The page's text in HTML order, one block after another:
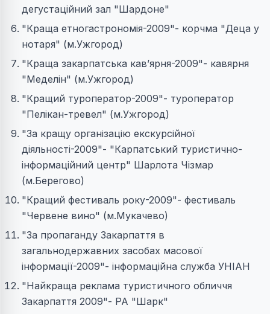
дегустаційний зал "Шардоне"
"Краща етногастрономія-2009"- корчма "Деца у
нотаря" (м.Ужгород)
"Краща закарпатська кав’ярня-2009"- кавярня
"Меделін" (м.Ужгород)
"Кращий туроператор-2009"- туроператор
"Пелікан-тревел" (м.Ужгород)
"За кращу організацію екскурсійної
діяльності-2009"- "Карпатський туристично-
інформаційний центр" Шарлота Чізмар
(м.Берегово)
"Кращий фестиваль року-2009"- фестиваль
"Червене вино" (м.Мукачево)
"За пропаганду Закарпаття в
загальнодержавних засобах масової
інформації-2009"- інформаційна служба УНІАН
"Найкраща реклама туристичного обличчя
Закарпаття 2009"- РА "Шарк"